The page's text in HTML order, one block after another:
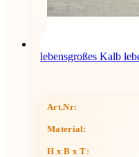
lebensgroßes Kalb
Art.Nr:
Material:
H x B x T: